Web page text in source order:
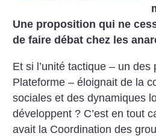
Une proposition qui ne
de faire débat chez les
Et si l’unité tactique – un des
Plateforme – éloignait de la
sociales et des dynamiques
développent ? C’est en tout
avait la Coordination des